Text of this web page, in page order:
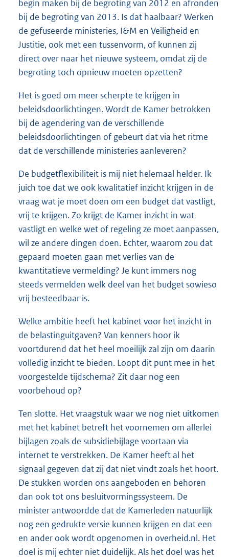
begin maken bij de begroting van 2012 en afronden
bij de begroting van 2013. Is dat haalbaar? Werken
de gefuseerde ministeries, I&M en Veiligheid en
Justitie, ook met een tussenvorm, of kunnen zij
direct over naar het nieuwe systeem, omdat zij de
begroting toch opnieuw moeten opzetten?
Het is goed om meer scherpte te krijgen in
beleidsdoorlichtingen. Wordt de Kamer betrokken
bij de agendering van de verschillende
beleidsdoorlichtingen of gebeurt dat via het ritme
dat de verschillende ministeries aanleveren?
De budgetflexibiliteit is mij niet helemaal helder. Ik
juich toe dat we ook kwalitatief inzicht krijgen in de
vraag wat je moet doen om een budget dat vastligt,
vrij te krijgen. Zo krijgt de Kamer inzicht in wat
vastligt en welke wet of regeling ze moet aanpassen,
wil ze andere dingen doen. Echter, waarom zou dat
gepaard moeten gaan met verlies van de
kwantitatieve vermelding? Je kunt immers nog
steeds vermelden welk deel van het budget sowieso
vrij besteedbaar is.
Welke ambitie heeft het kabinet voor het inzicht in
de belastinguitgaven? Van kenners hoor ik
voortdurend dat het heel moeilijk zal zijn om daarin
volledig inzicht te bieden. Loopt dit punt mee in het
voorgestelde tijdschema? Zit daar nog een
voorbehoud op?
Ten slotte. Het vraagstuk waar we nog niet uitkomen
met het kabinet betreft het voornemen om allerlei
bijlagen zoals de subsidiebijlage voortaan via
internet te verstrekken. De Kamer heeft al het
signaal gegeven dat zij dat niet vindt zoals het hoort.
De stukken worden ons aangeboden en behoren
dan ook tot ons besluitvormingssysteem. De
minister antwoordde dat de Kamerleden natuurlijk
nog een gedrukte versie kunnen krijgen en dat een
en ander ook wordt opgenomen in overheid.nl. Het
doel is mij echter niet duidelijk. Als het doel was het